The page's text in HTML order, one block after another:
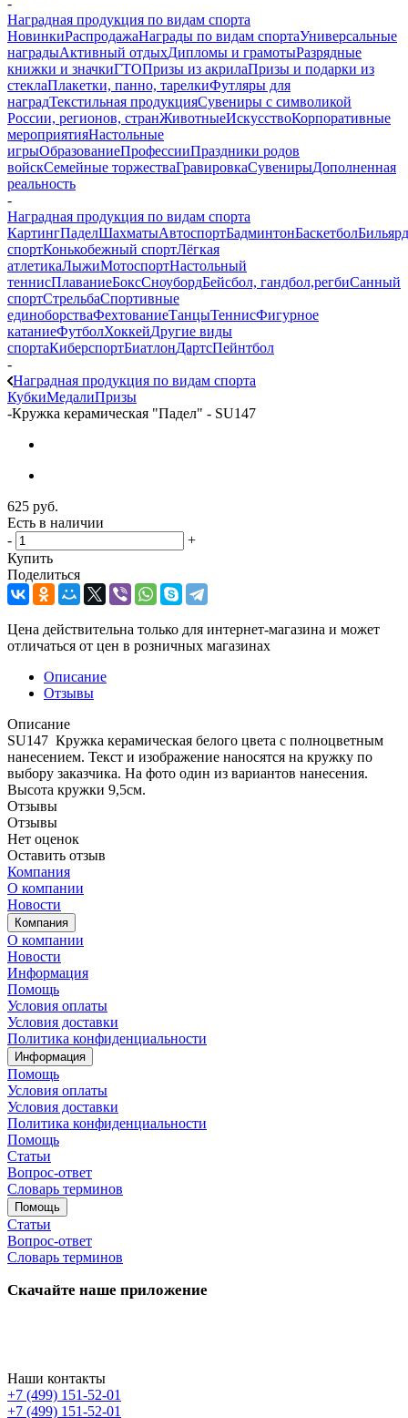
Наградная продукция по видам спорта
НовинкиРаспродажаНаграды по видам спортаУниверсальные
наградыАктивный отдыхДипломы и грамотыРазрядные
книжки и значкиГТОПризы из акрилаПризы и подарки из
стеклаПлакетки, панно, тарелкиФутляры для
наградТекстильная продукцияСувениры с символикой
России, регионов, странЖивотныеИскусствоКорпоративные
мероприятияНастольные
игрыОбразованиеПрофессииПраздники родов
войскСемейные торжестваГравировкаСувенирыДополненная
реальность
-
Наградная продукция по видам спорта
КартингПаделШахматыАвтоспортБадминтонБаскетболБильярд
спортКонькобежный спортЛёгкая
атлетикаЛыжиМотоспортНастольный
теннисПлаваниеБоксСноубордБейсбол, гандбол,регбиСанный
спортСтрельбаСпортивные
единоборстваФехтованиеТанцыТеннисФигурное
катаниеФутболХоккейДругие виды
спортаКиберспортБиатлонДартсПейнтбол
-
Наградная продукция по видам спорта
КубкиМедалиПризы
-Кружка керамическая "Падел" - SU147
625 руб.
Есть в наличии
-
+
Купить
Поделиться
Цена действительна только для интернет-магазина и может
отличаться от цен в розничных магазинах
Описание
Отзывы
Описание
SU147 Кружка керамическая белого цвета с полноцветным
нанесением. Текст и изображение наносятся на кружку по
выбору заказчика. На фото один из вариантов нанесения.
Высота кружки 9,5см.
Отзывы
Отзывы
Нет оценок
Оставить отзыв
Компания
О компании
Новости
Компания
О компании
Новости
Информация
Помощь
Условия оплаты
Условия доставки
Политика конфиденциальности
Информация
Помощь
Условия оплаты
Условия доставки
Политика конфиденциальности
Помощь
Статьи
Вопрос-ответ
Словарь терминов
Помощь
Статьи
Вопрос-ответ
Словарь терминов
Скачайте наше приложение
Наши контакты
+7 (499) 151-52-01
+7 (499) 151-52-01